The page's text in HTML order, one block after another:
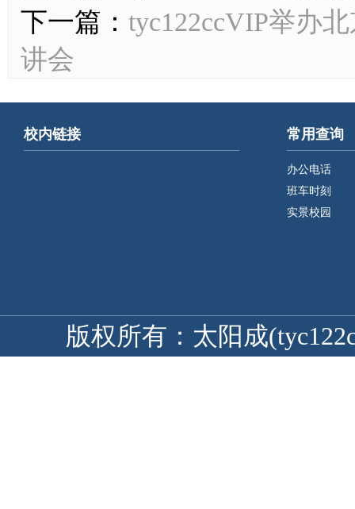
下一篇： ​tyc122ccVIP举办
讲会
校内链接 常用查询
办公电话
班车时刻
实景校园
版权所有：太阳成